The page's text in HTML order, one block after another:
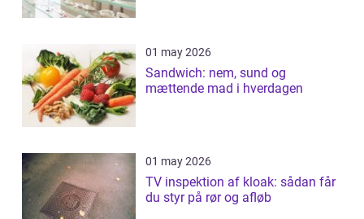
01 may 2026
Sandwich: nem, sund og
mættende mad i hverdagen
01 may 2026
TV inspektion af kloak: sådan får
du styr på rør og afløb